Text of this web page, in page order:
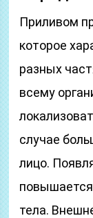
Приливом
которое
разных
всему
случае
лицо.
повышается
тела.